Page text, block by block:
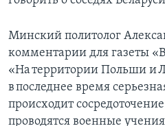
Минский политолог
комментарии для газеты
«На территории Польши и
в последнее время
происходит
проводятся военные